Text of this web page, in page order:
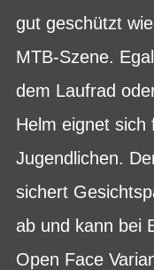
gut geschützt
MTB-Szene.
dem Laufrad
Helm eignet sich
Jugendlichen.
sichert
ab und kann bei
Open Face